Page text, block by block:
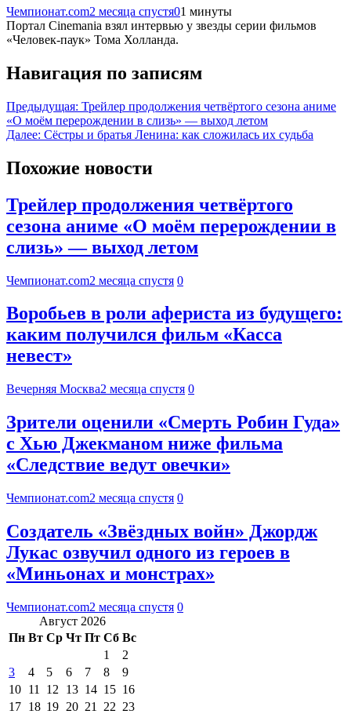
Чемпионат.com2 месяца спустя01 минуты
Портал Cinemania взял интервью у звезды серии фильмов
«Человек-паук» Тома Холланда.
Навигация по записям
Предыдущая: Трейлер продолжения четвёртого сезона аниме
«О моём перерождении в слизь» — выход летом
Далее: Сёстры и братья Ленина: как сложилась их судьба
Похожие новости
Трейлер продолжения четвёртого
сезона аниме «О моём перерождении в
слизь» — выход летом
Чемпионат.com2 месяца спустя 0
Воробьев в роли афериста из будущего:
каким получился фильм «Касса
невест»
Вечерняя Москва2 месяца спустя 0
Зрители оценили «Смерть Робин Гуда»
с Хью Джекманом ниже фильма
«Следствие ведут овечки»
Чемпионат.com2 месяца спустя 0
Создатель «Звёздных войн» Джордж
Лукас озвучил одного из героев в
«Миньонах и монстрах»
Чемпионат.com2 месяца спустя 0
Август 2026
Пн Вт Ср Чт Пт Сб Вс
1
2
3
4 5 6 7 8
9
10 11 12 13 14 15 16
17 18 19 20 21 22 23